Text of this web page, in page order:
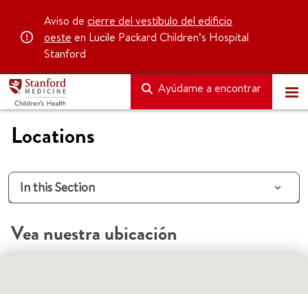
Aviso de cierre del vestíbulo del edificio
oeste en Lucile Packard Children’s Hospital
Stanford
Ayúdame a encontrar
Locations
In this Section
Vea nuestra ubicación